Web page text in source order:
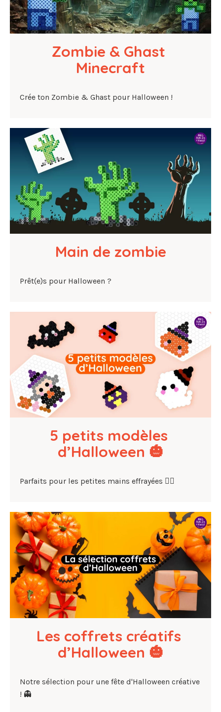
Zombie & Ghast
Minecraft
Crée ton Zombie & Ghast pour Halloween !
Main de zombie
Prêt(e)s pour Halloween ?
5 petits modèles
d’Halloween 🎃
Parfaits pour les petites mains effrayées 🧙‍♀️
Les coffrets créatifs
d’Halloween 🎃
Notre sélection pour une fête d'Halloween créative
! 👻